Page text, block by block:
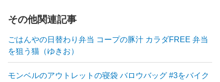
その他関連記事
ごはんやの日替わり弁当 コープの豚汁 カラダFREE 弁当
を狙う猫（ゆきお）
モンベルのアウトレットの寝袋 バロウバッグ #3をバイク